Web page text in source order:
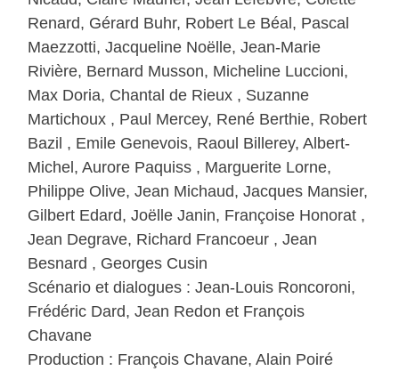
Renard, Gérard Buhr, Robert Le Béal, Pascal
Maezzotti, Jacqueline Noëlle, Jean-Marie
Rivière, Bernard Musson, Micheline Luccioni,
Max Doria, Chantal de Rieux , Suzanne
Martichoux , Paul Mercey, René Berthie, Robert
Bazil , Emile Genevois, Raoul Billerey, Albert-
Michel, Aurore Paquiss , Marguerite Lorne,
Philippe Olive, Jean Michaud, Jacques Mansier,
Gilbert Edard, Joëlle Janin, Françoise Honorat ,
Jean Degrave, Richard Francoeur , Jean
Besnard , Georges Cusin
Scénario et dialogues : Jean-Louis Roncoroni,
Frédéric Dard, Jean Redon et François
Chavane
Production : François Chavane, Alain Poiré